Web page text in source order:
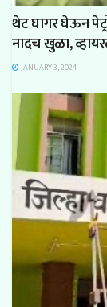
थेट घागर घेऊन
नादच खुळा,
JANUARY 3, 2024